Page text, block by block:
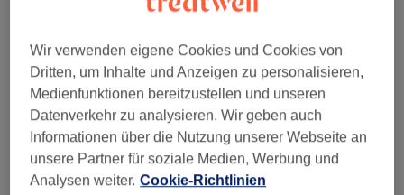
Wir verwenden eigene Cookies und Cookies von
Dritten, um Inhalte und Anzeigen zu personalisieren,
Medienfunktionen bereitzustellen und unseren
Datenverkehr zu analysieren. Wir geben auch
Informationen über die Nutzung unserer Webseite an
unsere Partner für soziale Medien, Werbung und
Analysen weiter. Cookie-Richtlinien